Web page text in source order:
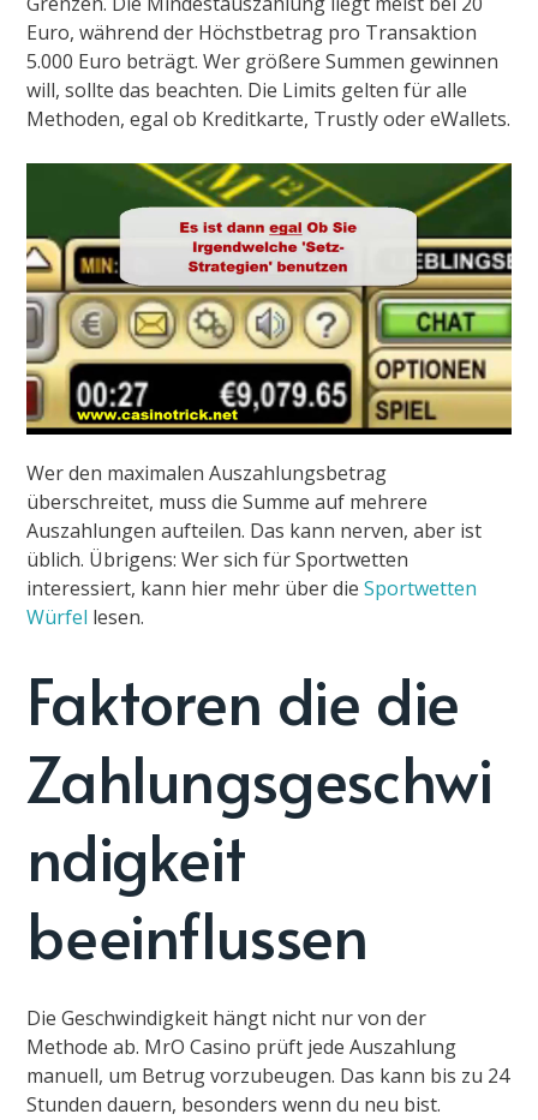
Euro, während der Höchstbetrag pro Transaktion
5.000 Euro beträgt. Wer größere Summen gewinnen
will, sollte das beachten. Die Limits gelten für alle
Methoden, egal ob Kreditkarte, Trustly oder eWallets.
Wer den maximalen Auszahlungsbetrag
überschreitet, muss die Summe auf mehrere
Auszahlungen aufteilen. Das kann nerven, aber ist
üblich. Übrigens: Wer sich für Sportwetten
interessiert, kann hier mehr über dieSportwetten
Würfel lesen.
Faktoren die die
Zahlungsgeschwi
ndigkeit
beeinflussen
Die Geschwindigkeit hängt nicht nur von der
Methode ab. MrO Casino prüft jede Auszahlung
manuell, um Betrug vorzubeugen. Das kann bis zu 24
Stunden dauern, besonders wenn du neu bist.